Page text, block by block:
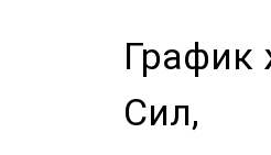
График
Сил,